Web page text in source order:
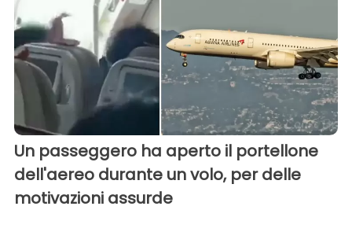
Un passeggero ha aperto il portellone
dell'aereo durante un volo, per delle
motivazioni assurde